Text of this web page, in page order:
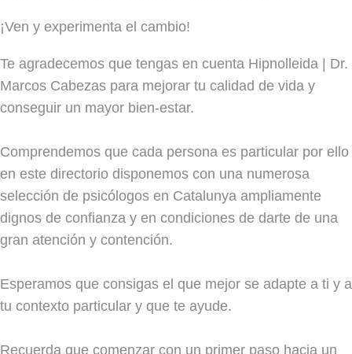
¡Ven y experimenta el cambio!
Te agradecemos que tengas en cuenta Hipnolleida | Dr.
Marcos Cabezas para mejorar tu calidad de vida y
conseguir un mayor bien-estar.
Comprendemos que cada persona es particular por ello
en este directorio disponemos con una numerosa
selección de psicólogos en Catalunya ampliamente
dignos de confianza y en condiciones de darte de una
gran atención y contención.
Esperamos que consigas el que mejor se adapte a ti y a
tu contexto particular y que te ayude.
Recuerda que comenzar con un primer paso hacia un